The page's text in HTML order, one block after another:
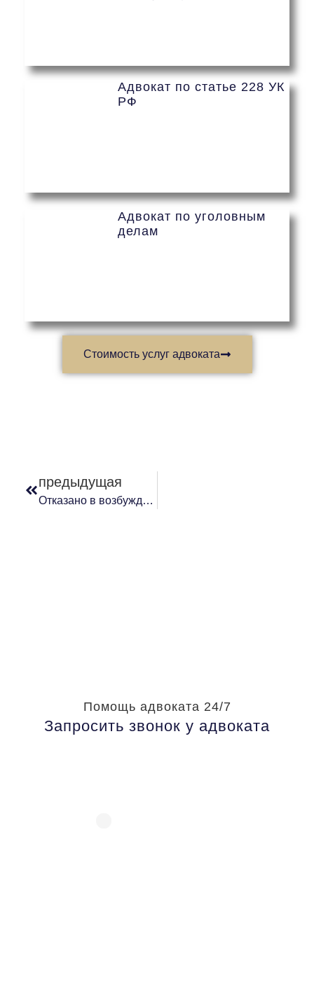
Адвокат по статье 228 УК
РФ
Адвокат по уголовным
делам
Стоимость услуг адвоката
предыдущая
Отказано в возбуждении уголовного дела за использование поддельного удостоверения
Помощь адвоката 24/7
Запросить звонок у адвоката